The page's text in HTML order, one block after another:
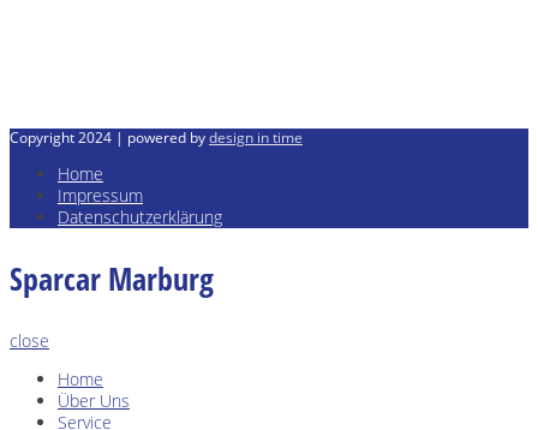
Copyright 2024 | powered bydesign in time
Home
Impressum
Datenschutzerklärung
Sparcar Marburg
close
Home
Über Uns
Service